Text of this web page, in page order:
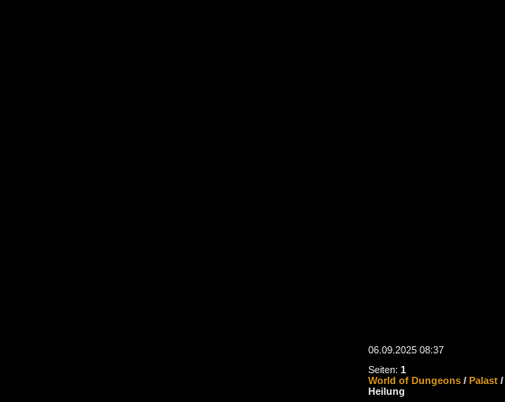
06.09.2025 08:37
Seiten: 1
World of Dungeons / Palast /
Heilung